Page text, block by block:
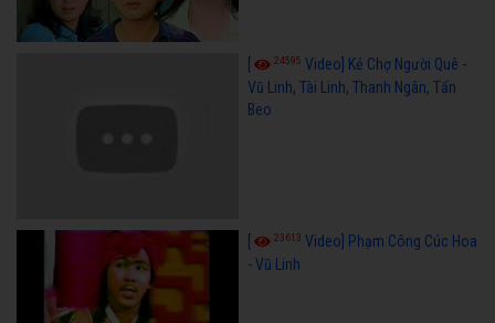
24595 Video] Kẻ Chợ Người Quê -
Vũ Linh, Tài Linh, Thanh Ngân, Tấn
Beo
23613 Video] Phạm Công Cúc Hoa
- Vũ Linh